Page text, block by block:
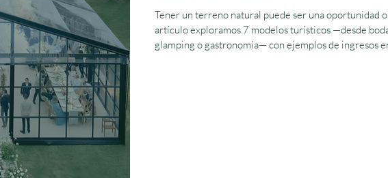
Tener un terreno natural puede ser una oportunidad o
artículo exploramos 7 modelos turísticos —desde
glamping o gastronomía— con ejemplos de ingresos